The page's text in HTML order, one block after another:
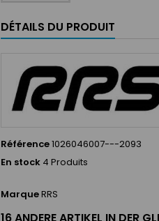
DÉTAILS DU PRODUIT
Référence1026046007---2093
En stock 4 Produits
MarqueRRS